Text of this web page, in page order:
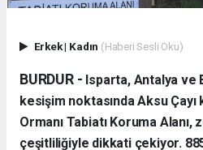
Erkek| Kadın (Haberi Sesli Oku)
BURDUR - Isparta, Antalya ve
kesişim noktasında Aksu Çayı
Ormanı Tabiatı Koruma
çeşitliliğiyle dikkati çekiyor.